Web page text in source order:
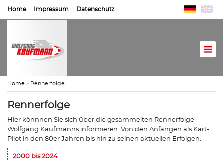
Home Impressum Datenschutz
Home » Rennerfolge
Rennerfolge
Hier könnnen Sie sich über die gesammelten Rennerfolge
Wolfgang Kaufmanns informieren. Von den Anfängen als Kart-
Pilot in den 80er Jahren bis hin zu seinen aktuellen Erfolgen.
2000 bis 2024